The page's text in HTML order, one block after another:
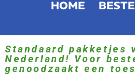
HOME
Standaard pakketjes
Nederland! Voor
genoodzaakt een